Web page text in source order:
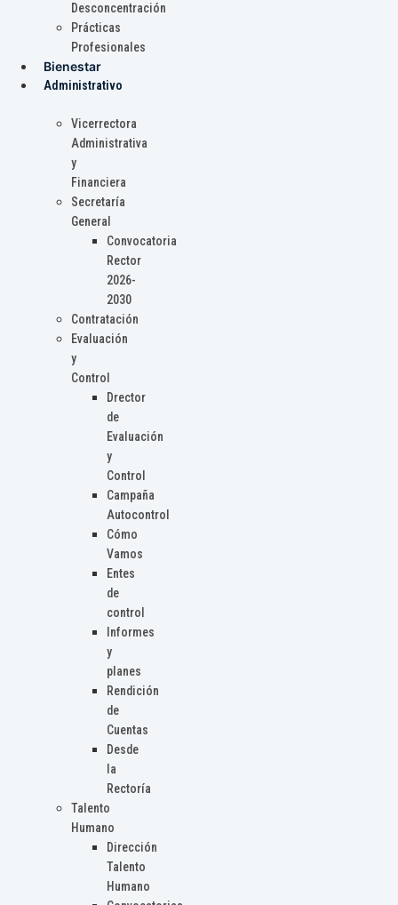
Desconcentración
Prácticas
Profesionales
Bienestar
Administrativo
Vicerrectora
Administrativa
y
Financiera
Secretaría
General
Convocatoria
Rector
2026-
2030
Contratación
Evaluación
y
Control
Drector
de
Evaluación
y
Control
Campaña
Autocontrol
Cómo
Vamos
Entes
de
control
Informes
y
planes
Rendición
de
Cuentas
Desde
la
Rectoría
Talento
Humano
Dirección
Talento
Humano